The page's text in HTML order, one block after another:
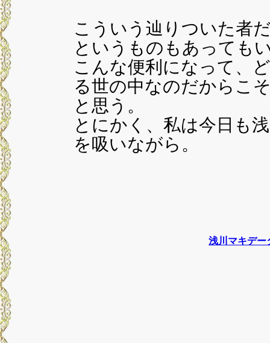
こういう辿りついた者
というものもあっても
こんな便利になって、
る世の中なのだからこ
と思う。
とにかく、私は今日も
を吸いながら。
浅川マキデー